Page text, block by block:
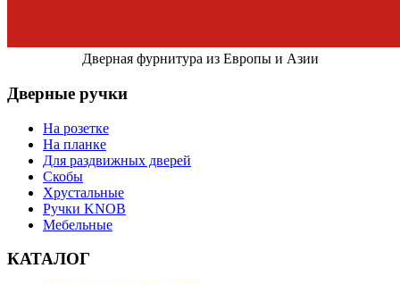
Дверная фурнитура из Европы и Азии
Дверные ручки
На розетке
На планке
Для раздвижных дверей
Скобы
Хрустальные
Ручки KNOB
Мебельные
КАТАЛОГ